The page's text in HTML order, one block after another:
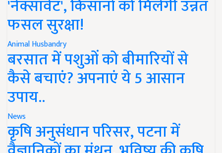
'नेक्सावेट', किसानों को मिलेगी उन्नत
फसल सुरक्षा!
Animal Husbandry
बरसात में पशुओं को बीमारियों से
कैसे बचाएं? अपनाएं ये 5 आसान
उपाय..
News
कृषि अनुसंधान परिसर, पटना में